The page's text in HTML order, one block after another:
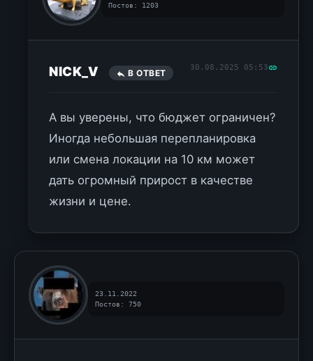
Постов: 1203
NICK_V В ОТВЕТ
30.08.2025 05:53
А вы уверены, что бюджет ограничен?
Иногда небольшая перепланировка
или смена локации на 10 км может
дать огромный прирост в качестве
жизни и цене.
23.11.2022
Постов: 750